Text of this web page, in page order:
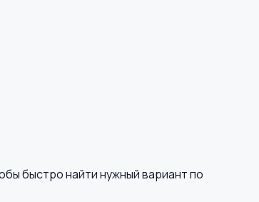
быстро найти нужный вариант по